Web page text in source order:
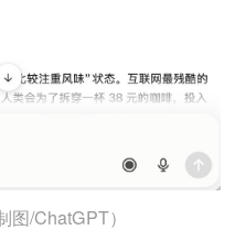
图/ChatGPT）